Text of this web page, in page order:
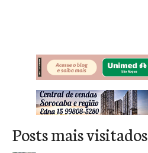
Posts mais visitados